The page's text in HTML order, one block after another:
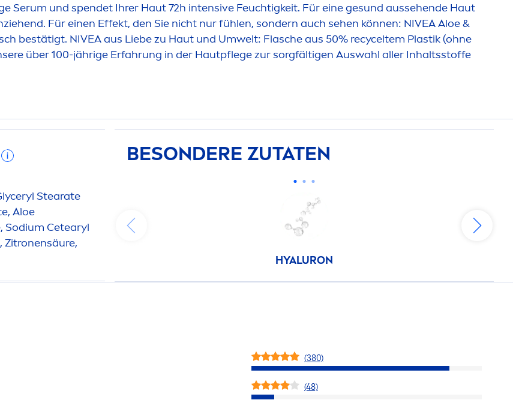
Serum und spendet Ihrer Haut 72h intensive Feuchtigkeit. Für eine gesund aussehende Haut
Für einen Effekt, den Sie nicht nur fühlen, sondern auch sehen können: NIVEAAloe &
bestätigt. NIVEAaus Liebe zu Haut und Umwelt: Flasche aus 50% recyceltem Plastik (ohne
über 100-jährige Erfahrung in der Hautpflege zur sorgfältigen Auswahl aller Inhaltsstoffe
Stearate
Aloe
Sodium Cetearyl
Zitronensäure,
BESONDERE ZUTATEN
HYALURON
(380)
(48)